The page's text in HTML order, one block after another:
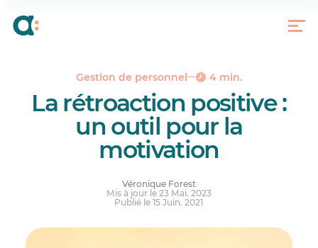
Gestion de personnel 4 min.
La rétroaction positive :
un outil pour la
motivation
Véronique Forest
Mis à jour le 23 Mai. 2023
Publié le 15 Juin. 2021
Un moteur pour la motivation et l’engagement